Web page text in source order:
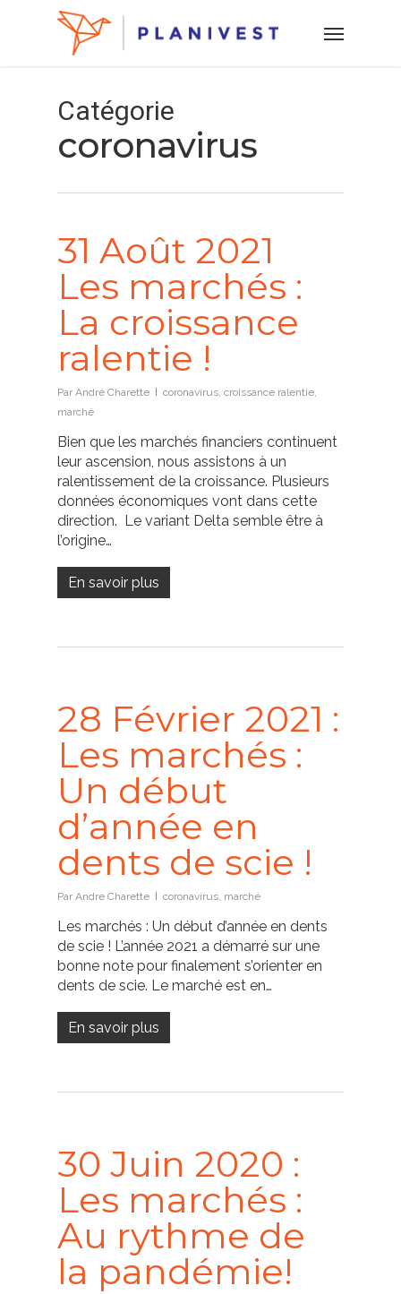
Catégorie
coronavirus
31 Août 2021
Les marchés :
La croissance
ralentie !
Par André Charette coronavirus, croissance ralentie,
marché
Bien que les marchés financiers continuent
leur ascension, nous assistons à un
ralentissement de la croissance. Plusieurs
données économiques vont dans cette
direction. Le variant Delta semble être à
l’origine…
En savoir plus
28 Février 2021 :
Les marchés :
Un début
d’année en
dents de scie !
Par Andre Charette coronavirus, marché
Les marchés : Un début d’année en dents
de scie ! L’année 2021 a démarré sur une
bonne note pour finalement s’orienter en
dents de scie. Le marché est en…
En savoir plus
30 Juin 2020 :
Les marchés :
Au rythme de
la pandémie!